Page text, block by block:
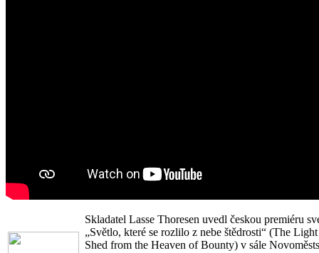
Skladatel Lasse Thoresen uvedl českou premiéru
„Světlo, které se rozlilo z nebe štědrosti“ (The
Shed from the Heaven of Bounty) v sále